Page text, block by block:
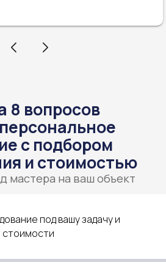
под вашу задачу и
стоимости